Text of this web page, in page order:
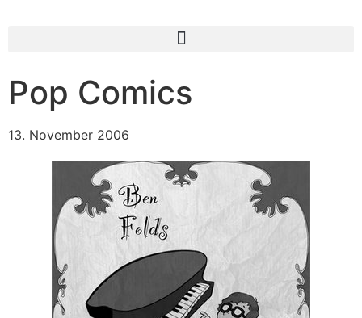
Pop Comics
13. November 2006